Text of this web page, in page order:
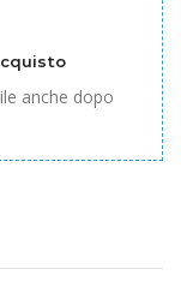
anche dopo